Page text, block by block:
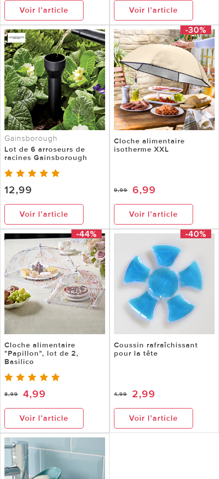
Voir l’article Voir l’article
Gainsborough
Lot de 6 arroseurs de
racines Gainsborough
12,99
Voir l’article
-30%
Cloche alimentaire
isotherme XXL
9,99 6,99
Voir l’article
-44%
Cloche alimentaire
"Papillon", lot de 2,
Basilico
8,99 4,99
Voir l’article
-40%
Coussin rafraîchissant
pour la tête
4,99 2,99
Voir l’article